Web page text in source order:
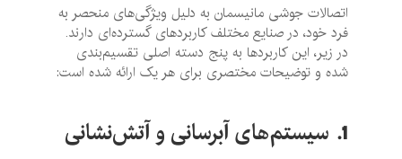
اتصالات جوشی مانیسمان به دلیل ویژگی‌های منحصر به
فرد خود، در صنایع مختلف کاربردهای گسترده‌ای دارند.
در زیر، این کاربردها به پنج دسته اصلی تقسیم‌بندی
شده و توضیحات مختصری برای هر یک ارائه شده است:
سیستم‌های آبرسانی و آتش‌نشانی